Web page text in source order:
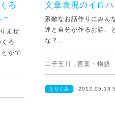
ろ
まぜ
ろ
がで
文章表現のイロ
素敵なお話作りにみん
達と自分が作るお話、
な？...
二子玉川 , 言葉・物語
とりくみ 2012.05.13